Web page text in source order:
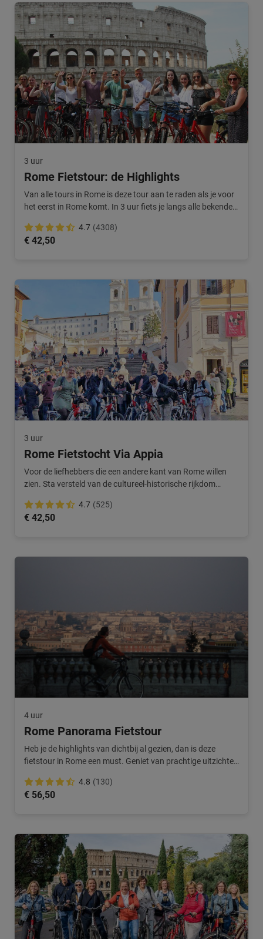
3 uur
Rome Fietstour: de Highlights
Van alle tours in Rome is deze tour aan te raden als je voor
het eerst in Rome komt. In 3 uur fiets je langs alle bekende
een Nederlandse local.
4.7 (4308)
€ 42,50
3 uur
Rome Fietstocht Via Appia
Voor de liefhebbers die een andere kant van Rome willen
zien. Sta versteld van de cultureel-historische rijkdom
4.7 (525)
€ 42,50
4 uur
Rome Panorama Fietstour
Heb je de highlights van dichtbij al gezien, dan is deze
fietstour in Rome een must. Geniet van prachtige uitzichten
4.8 (130)
€ 56,50